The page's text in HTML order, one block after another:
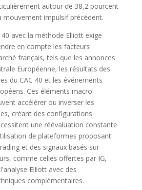
autour de 38,2 pourcent
mouvement impulsif précédent.
40 avec la méthode Elliott exige
en compte les facteurs
français, tels que les annonces
Européenne, les résultats des
du CAC 40 et les événements
Ces éléments macro-
accélérer ou inverser les
créant des configurations
une réévaluation constante
de plateformes proposant
et des signaux basés sur
comme celles offertes par IG,
Elliott avec des
complémentaires.